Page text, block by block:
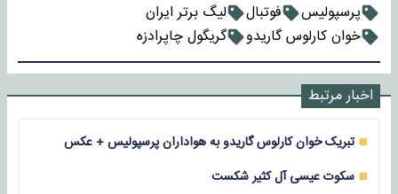
پرسپولیس فوتبال
لیگ برتر ایران
خوان کارلوس گاریدو
گریگول چاپرادزه
اخبار مرتبط
تبریک خوان کارلوس گاریدو به هواداران پرسپولیس + عکس
سکوت عیسی آل کثیر شکست